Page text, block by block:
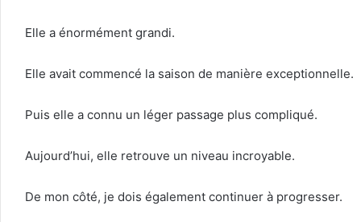
Elle a énormément grandi.
Elle avait commencé la saison de manière exceptionnelle.
Puis elle a connu un léger passage plus compliqué.
Aujourd’hui, elle retrouve un niveau incroyable.
De mon côté, je dois également continuer à progresser.